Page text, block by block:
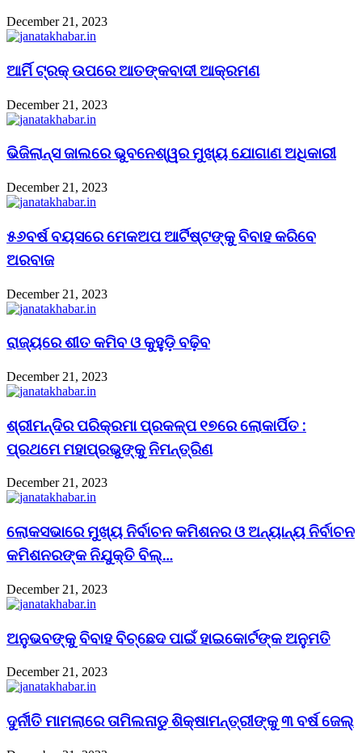
December 21, 2023
ଆର୍ମି ଟ୍ରକ୍ ଉପରେ ଆତଙ୍କବାଦୀ ଆକ୍ରମଣ
December 21, 2023
ଭିଜିଲାନ୍ସ ଜାଲରେ ଭୁବନେଶ୍ୱର ମୁଖ୍ୟ ଯୋଗାଣ ଅଧିକାରୀ
December 21, 2023
୫୬ବର୍ଷ ବୟସରେ ମେକଅପ ଆର୍ଟିଷ୍ଟଙ୍କୁ ବିବାହ କରିବେ
ଅରବାଜ
December 21, 2023
ରାଜ୍ୟରେ ଶୀତ କମିବ ଓ କୁହୁଡ଼ି ବଢ଼ିବ
December 21, 2023
ଶ୍ରୀମନ୍ଦିର ପରିକ୍ରମା ପ୍ରକଳ୍ପ ୧୭ରେ ଲୋକାର୍ପିତ :
ପ୍ରଥମେ ମହାପ୍ରଭୁଙ୍କୁ ନିମନ୍ତ୍ରିଣ
December 21, 2023
ଲୋକସଭାରେ ମୁଖ୍ୟ ନିର୍ବାଚନ କମିଶନର ଓ ଅନ୍ୟାନ୍ୟ ନିର୍ବାଚନ
କମିଶନରଙ୍କ ନିଯୁକ୍ତି ବିଲ୍…
December 21, 2023
ଅନୁଭବଙ୍କୁ ବିବାହ ବିଚ୍ଛେଦ ପାଇଁ ହାଇକୋର୍ଟଙ୍କ ଅନୁମତି
December 21, 2023
ଦୁର୍ନୀତି ମାମଲାରେ ତାମିଲନାଡୁ ଶିକ୍ଷାମନ୍ତ୍ରୀଙ୍କୁ ୩ ବର୍ଷ ଜେଲ୍‌